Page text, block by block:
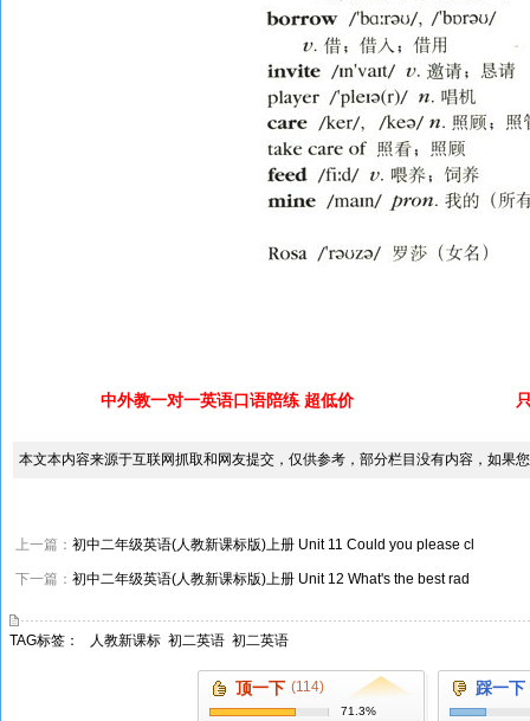
中外教一对一英语口语陪练 超低价
本文本内容来源于互联网抓取和网友提交，仅供参考，部分栏目没有内容，如果
上一篇： 初中二年级英语(人教新课标版)上册 Unit 11 Could you please cl
下一篇： 初中二年级英语(人教新课标版)上册 Unit 12 What's the best rad
TAG标签： 人教新课标 初二英语 初二英语
顶一下 (114)
71.3%
踩一下